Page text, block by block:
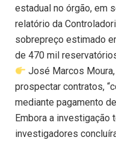
estadual no órgão, em
relatório da
sobrepreço estimado
de 470 mil
José Marcos
prospectar contratos,
mediante pagamento
Embora a investigação
investigadores